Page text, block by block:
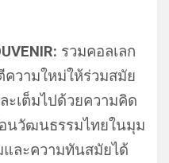
รวมคอลเลก
วามใหม่ให้ร่วมสมัย
ะเต็มไปด้วยความคิด
นวัฒนธรรมไทยในมุม
และความทันสมัยได้